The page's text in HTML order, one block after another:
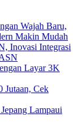
Wajah Baru,
Makin Mudah
Inovasi Integrasi
Layar 3K
Jutaan, Cek
Lampaui